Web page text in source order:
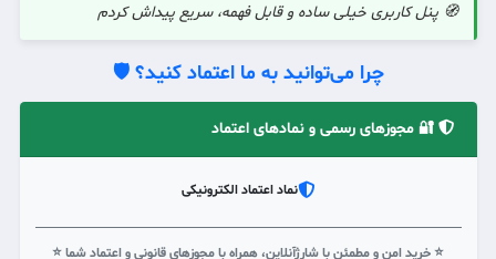
🧭 پنل کاربری خیلی ساده و قابل فهمه، سریع پیداش کردم
چرا می‌توانید به ما اعتماد کنید؟ 🛡️
🔐 مجوزهای رسمی و نمادهای اعتماد
نماد اعتماد الکترونیکی
⭐ خرید امن و مطمئن با شارژآنلاین، همراه با مجوزهای قانونی و اعتماد شما ⭐